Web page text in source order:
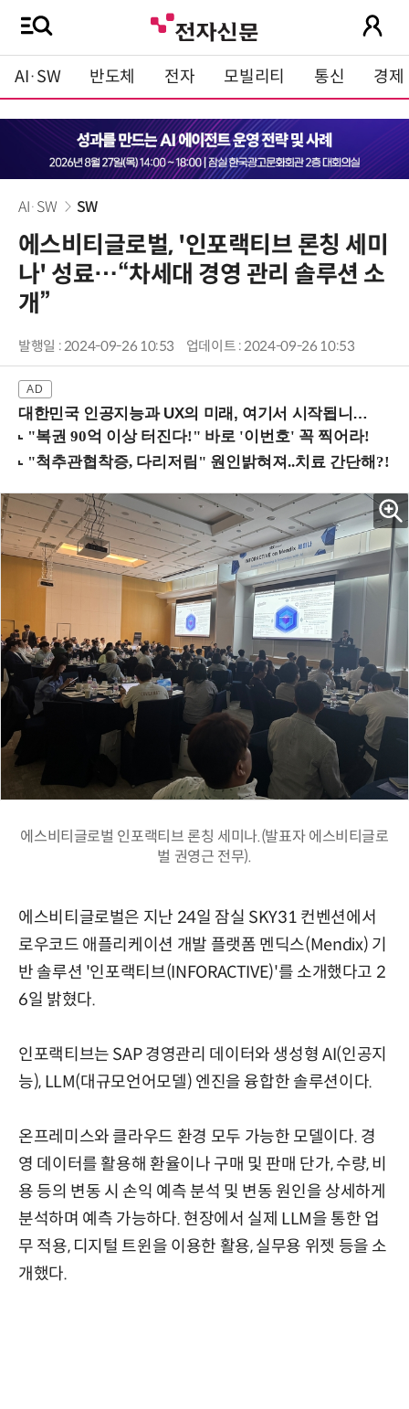
AI·SW 반도체 전자 모빌리티 통신 경제
AI·SW SW
에스비티글로벌, '인포랙티브 론칭 세미
나' 성료…“차세대 경영 관리 솔루션 소
개”
발행일 : 2024-09-26 10:53 업데이트 : 2024-09-26 10:53
대한민국 인공지능과 UX의 미래, 여기서 시작됩니다! (9/2 강남역)
에스비티글로벌 인포랙티브 론칭 세미나.(발표자 에스비티글로
벌 권영근 전무).
에스비티글로벌은 지난 24일 잠실 SKY31 컨벤션에서
로우코드 애플리케이션 개발 플랫폼 멘딕스(Mendix) 기
반 솔루션 '인포랙티브(INFORACTIVE)'를 소개했다고 2
6일 밝혔다.
인포랙티브는 SAP 경영관리 데이터와 생성형 AI(인공지
능), LLM(대규모언어모델) 엔진을 융합한 솔루션이다.
온프레미스와 클라우드 환경 모두 가능한 모델이다. 경
영 데이터를 활용해 환율이나 구매 및 판매 단가, 수량, 비
용 등의 변동 시 손익 예측 분석 및 변동 원인을 상세하게
분석하며 예측 가능하다. 현장에서 실제 LLM을 통한 업
무 적용, 디지털 트윈을 이용한 활용, 실무용 위젯 등을 소
개했다.